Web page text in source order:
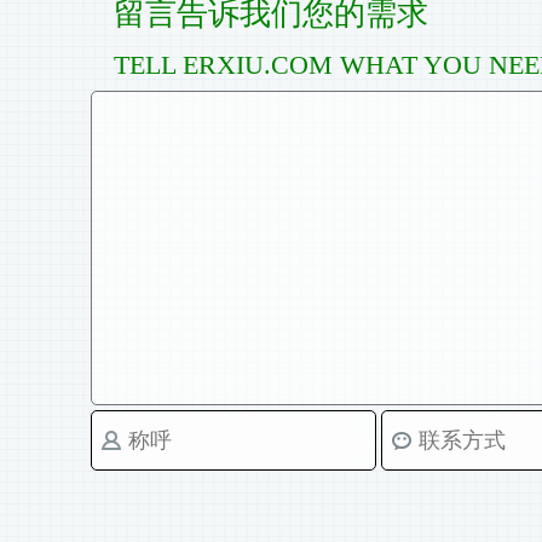
留言告诉我们您的需求
TELL ERXIU.COM WHAT YOU